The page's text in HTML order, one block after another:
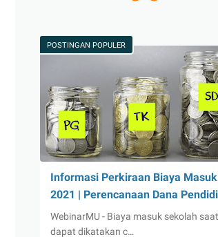
POSTINGAN POPULER
Informasi Perkiraan Biaya Masuk
2021 | Perencanaan Dana
WebinarMU - Biaya masuk sekolah
dapat dikatakan c…